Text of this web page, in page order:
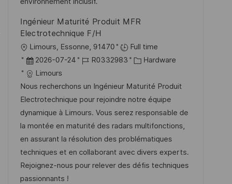
g
ö
e
n
i
n
Ingénieur Maturité Produit MFR
Electrotechnique F/H
O
r
t
Limours, Essonne, 91470
Full time
D
a
t
u
m
d
e
r
V
e
2026-07-24
J
b
-
I
D
R0332983
K
t
e
g
o
r
i
e
Hardware
Limours
Nous recherchons un Ingénieur Maturité Produit
Electrotechnique pour rejoindre notre équipe
dynamique à Limours. Vous serez responsable de
la montée en maturité des radars multifonctions,
en assurant la résolution des problématiques
techniques et en collaborant avec divers experts.
Rejoignez-nous pour relever des défis techniques
passionnants !